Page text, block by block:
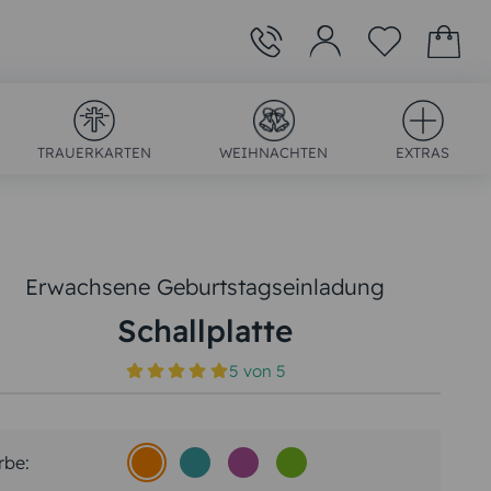
TRAUERKARTEN WEIHNACHTEN EXTRAS
Erwachsene Geburtstagseinladung
Schallplatte
5 von5